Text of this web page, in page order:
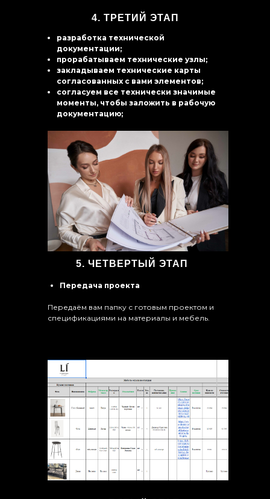
4. ТРЕТИЙ ЭТАП
разработка технической
документации;
прорабатываем технические узлы;
закладываем технические карты
согласованных с вами элементов;
согласуем все технически значимые
моменты, чтобы заложить в рабочую
документацию;
5. ЧЕТВЕРТЫЙ ЭТАП
Передача проекта
Передаём вам папку с готовым проектом и
спецификациями на материалы и мебель.